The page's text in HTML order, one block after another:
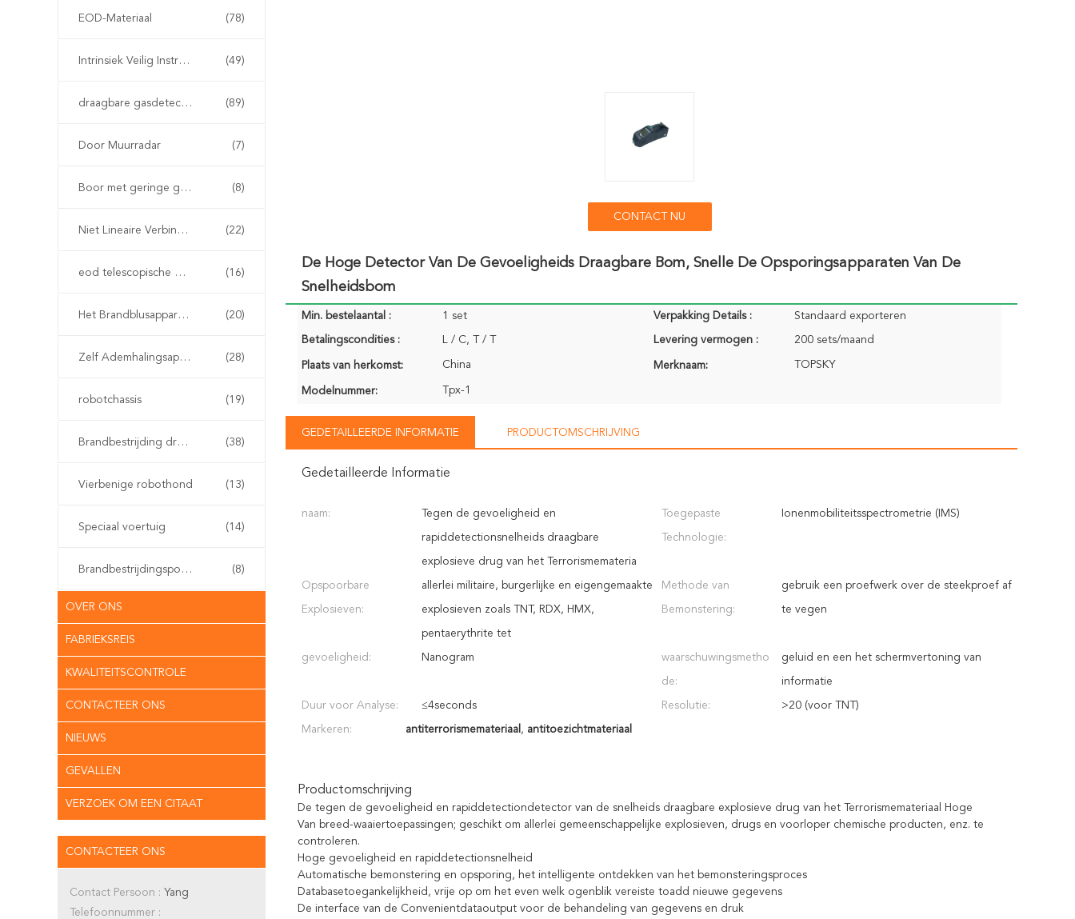
EOD-Materiaal (78)
Intrinsiek Veilig Instrument (49)
draagbare gasdetector (89)
Door Muurradar (7)
Boor met geringe geluidssterkte (8)
Niet Lineaire Verbindingsdetector (22)
eod telescopische manipulator (16)
Het Brandblusapparaat van de watermist (20)
Zelf Ademhalingsapparaten (28)
robotchassis (19)
Brandbestrijding drone (38)
Vierbenige robothond (13)
Speciaal voertuig (14)
Brandbestrijdingspomp (8)
OVER ONS
FABRIEKSREIS
KWALITEITSCONTROLE
CONTACTEER ONS
NIEUWS
GEVALLEN
VERZOEK OM EEN CITAAT
CONTACTEER ONS
Contact Persoon : Yang
Telefoonnummer :
CONTACT NU
De Hoge Detector Van De Gevoeligheids Draagbare Bom, Snelle De Opsporingsapparaten Van De
Snelheidsbom
Min. bestelaantal : 1 set Verpakking Details : Standaard exporteren
Betalingscondities : L / C, T / T Levering vermogen : 200 sets/maand
Plaats van herkomst: China Merknaam: TOPSKY
Modelnummer: Tpx-1
GEDETAILLEERDE INFORMATIE PRODUCTOMSCHRIJVING
Gedetailleerde Informatie
naam: Tegen de gevoeligheid en
rapiddetectionsnelheids draagbare
explosieve drug van het Terrorismemateria
Toegepaste
Technologie:
Ionenmobiliteitsspectrometrie (IMS)
Opspoorbare
Explosieven:
allerlei militaire, burgerlijke en eigengemaakte
explosieven zoals TNT, RDX, HMX,
pentaerythrite tet
Methode van
Bemonstering:
gebruik een proefwerk over de steekproef af
te vegen
gevoeligheid: Nanogram waarschuwingsmetho
de:
geluid en een het schermvertoning van
informatie
Duur voor Analyse: ≤4seconds Resolutie: >20 (voor TNT)
Markeren: antiterrorismemateriaal , antitoezichtmateriaal
Productomschrijving
De tegen de gevoeligheid en rapiddetectiondetector van de snelheids draagbare explosieve drug van het Terrorismemateriaal Hoge
Van breed-waaiertoepassingen; geschikt om allerlei gemeenschappelijke explosieven, drugs en voorloper chemische producten, enz. te
controleren.
Hoge gevoeligheid en rapiddetectionsnelheid
Automatische bemonstering en opsporing, het intelligente ontdekken van het bemonsteringsproces
Databasetoegankelijkheid, vrije op om het even welk ogenblik vereiste toadd nieuwe gegevens
De interface van de Convenientdataoutput voor de behandeling van gegevens en druk